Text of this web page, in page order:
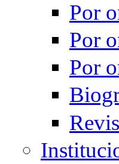
Por
Por
Por